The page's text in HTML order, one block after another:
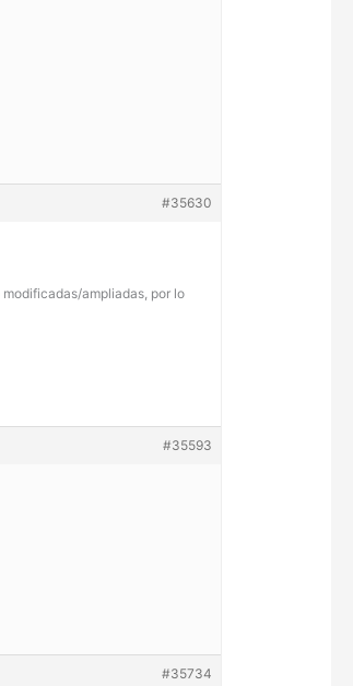
#35630
ampliadas, por lo
#35593
#35734